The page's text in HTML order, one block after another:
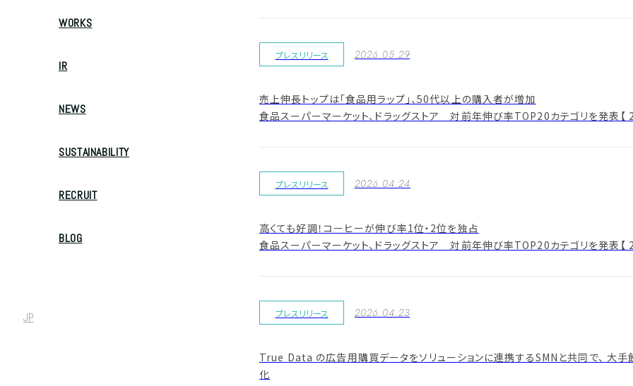
WORKS
IR
NEWS
SUSTAINABILITY
RECRUIT
BLOG
JP
プレスリリース 2026.05.29
売上伸長トップは「食品用ラップ」、50代以上の購入者が増加
食品スーパーマーケット、ドラッグストア 対前年伸び率TOP20カテゴリを発表【
プレスリリース 2026.04.24
高くても好調！コーヒーが伸び率1位・2位を独占
食品スーパーマーケット、ドラッグストア 対前年伸び率TOP20カテゴリを発表【
プレスリリース 2026.04.23
True Data の広告用購買データをソリューションに連携するSMNと共同で、 大
化